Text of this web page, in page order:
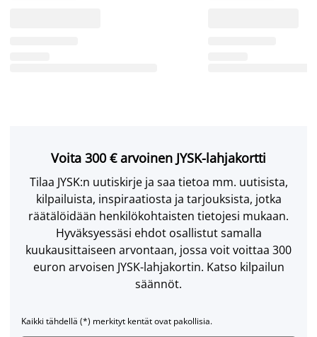
Voita 300 € arvoinen JYSK-lahjakortti
Tilaa JYSK:n uutiskirje ja saa tietoa mm. uutisista,
kilpailuista, inspiraatiosta ja tarjouksista, jotka
räätälöidään henkilökohtaisten tietojesi mukaan.
Hyväksyessäsi ehdot osallistut samalla
kuukausittaiseen arvontaan, jossa voit voittaa 300
euron arvoisen JYSK-lahjakortin. Katso kilpailun
säännöt.
Kaikki tähdellä (*) merkityt kentät ovat pakollisia.